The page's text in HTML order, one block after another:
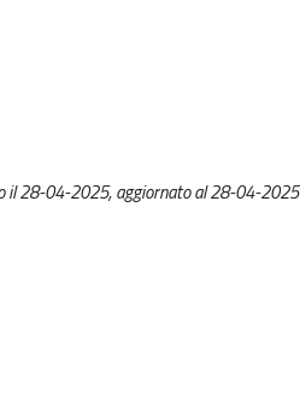
il 28-04-2025, aggiornato al 28-04-2025